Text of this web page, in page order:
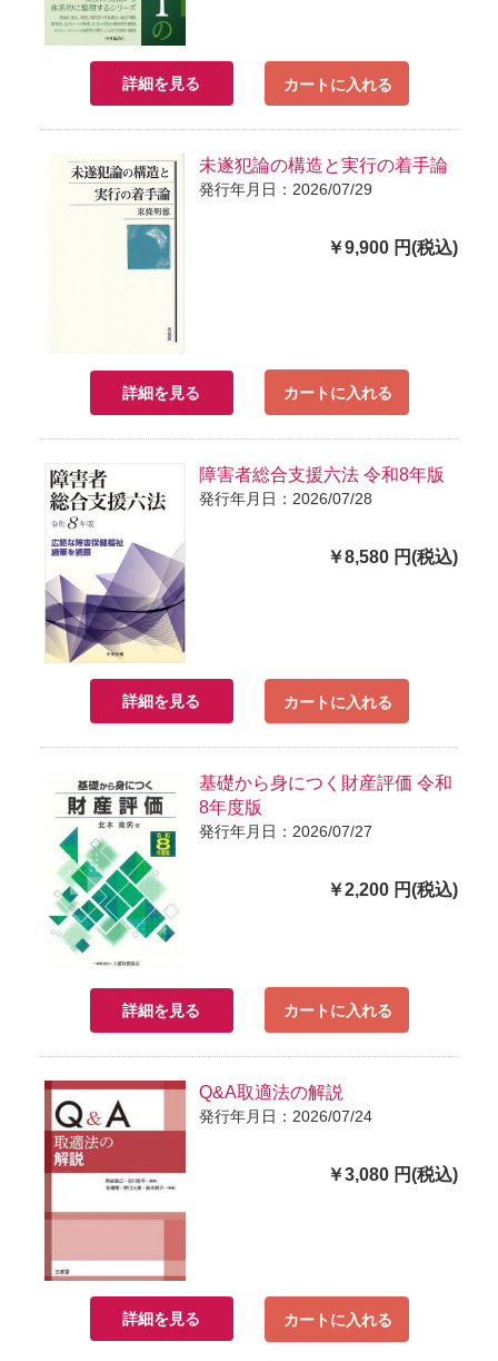
詳細を見る カートに入れる
未遂犯論の構造と実行の着手論
発行年月日：2026/07/29
￥9,900 円(税込)
詳細を見る カートに入れる
障害者総合支援六法 令和8年版
発行年月日：2026/07/28
￥8,580 円(税込)
詳細を見る カートに入れる
基礎から身につく財産評価 令和
8年度版
発行年月日：2026/07/27
￥2,200 円(税込)
詳細を見る カートに入れる
Q&A取適法の解説
発行年月日：2026/07/24
￥3,080 円(税込)
詳細を見る カートに入れる